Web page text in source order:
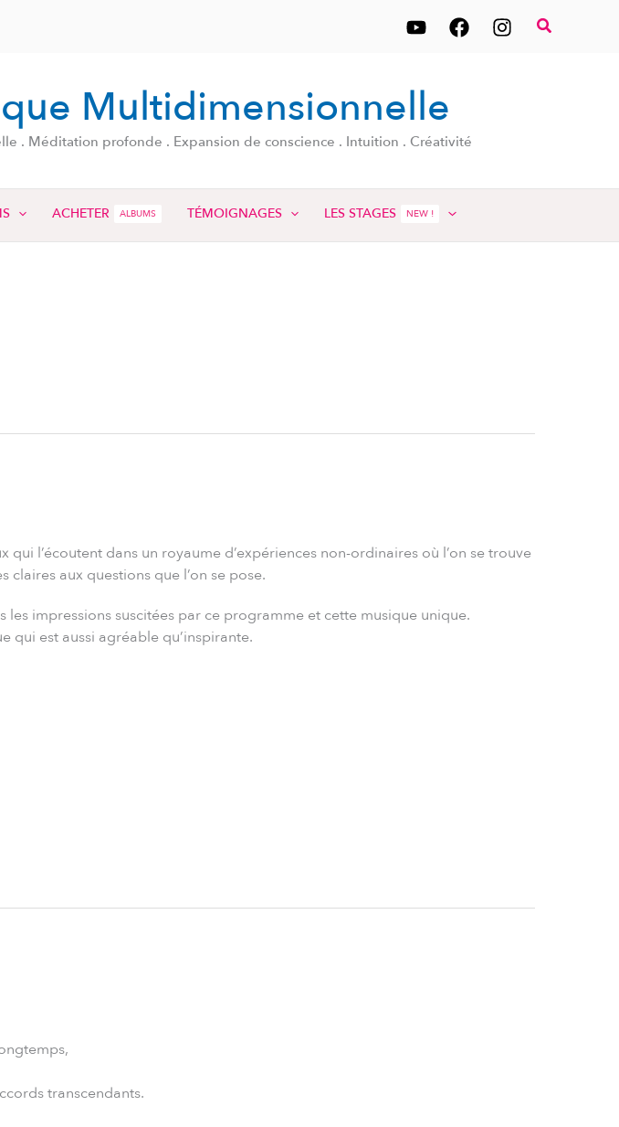
Multidimensionnelle
. Méditation profonde . Expansion de conscience . Intuition . Créativité
ACHETER ALBUMS TÉMOIGNAGES LES STAGES NEW !
l’écoutent dans un royaume d’expériences non-ordinaires où l’on se trouve
claires aux questions que l’on se pose.
impressions suscitées par ce programme et cette musique unique.
qui est aussi agréable qu’inspirante.
transcendants.